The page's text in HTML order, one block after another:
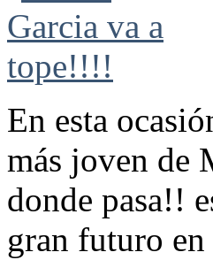
En esta
más joven de
donde pasa!!
gran futuro